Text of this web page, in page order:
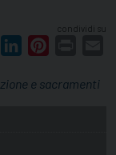
condividi su
TelegramLinkedIn
e sacramenti